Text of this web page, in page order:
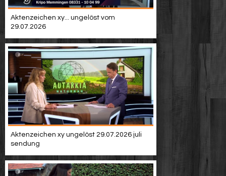
Aktenzeichen xy... ungelöst vom
29.07.2026
Aktenzeichen xy ungelöst 29.07.2026 juli
sendung